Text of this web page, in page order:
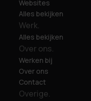
Websites
Alles bekijken
Werk.
Alles bekijken
Over ons.
Werken bij
Over ons
Contact
Overige.